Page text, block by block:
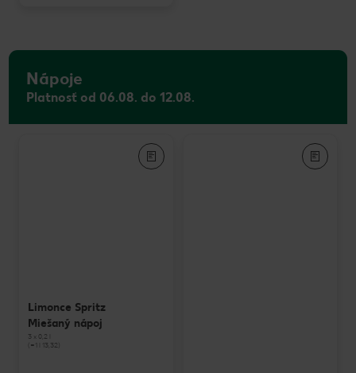
Nápoje
Platnosť od 06.08. do 12.08.
Limonce Spritz
Miešaný nápoj
3 x 0,2 l
(=1 l 13,32)